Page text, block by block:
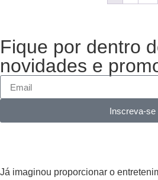
Fique por dentro
novidades e
Inscreva-se
Já imaginou proporcionar o